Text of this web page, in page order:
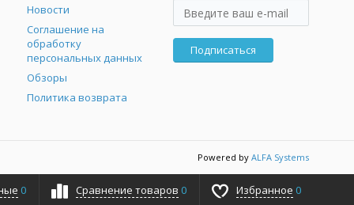
Новости
Соглашение на
обработку
персональных данных
Обзоры
Политика возврата
Подписаться
Powered by ALFA Systems
0 Сравнение товаров 0 Избранное 0